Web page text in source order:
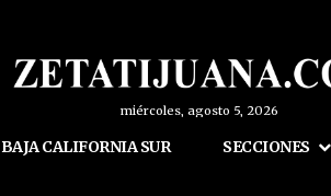
miércoles, agosto 5, 2026
BAJA CALIFORNIA SUR SECCIONES